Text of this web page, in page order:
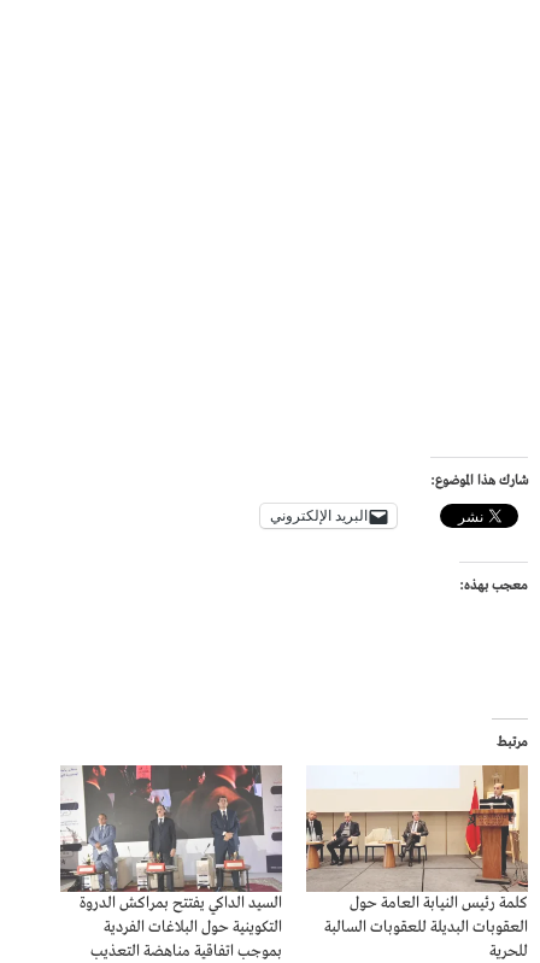
شارك هذا الموضوع:
البريد الإلكتروني
معجب بهذه:
مرتبط
كلمة رئيس النيابة العامة حول
العقوبات البديلة للعقوبات السالبة
للحرية
السيد الداكي يفتتح بمراكش الدروة
التكوينية حول البلاغات الفردية
بموجب اتفاقية مناهضة التعذيب